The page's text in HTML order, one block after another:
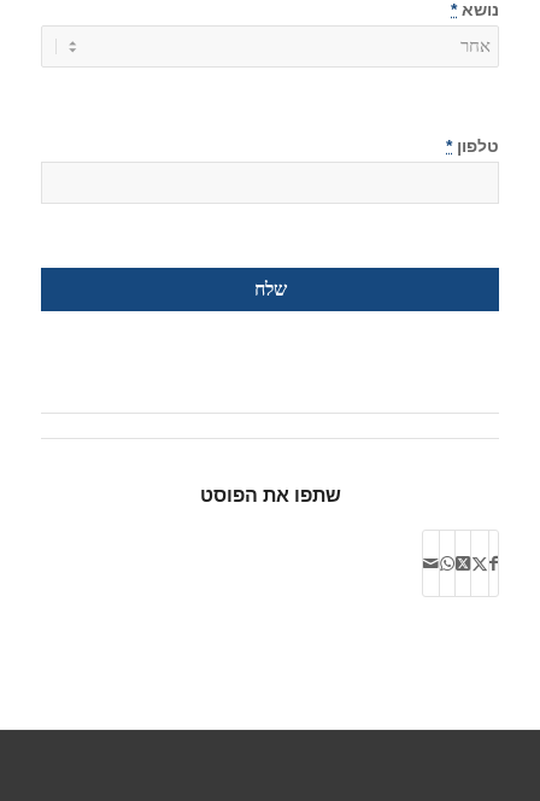
נושא*
טלפון*
שתפו את הפוסט